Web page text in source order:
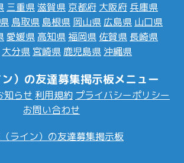
三重県滋賀県 京都府 大阪府 兵庫県
鳥取県 島根県 岡山県 広島県 山口県
愛媛県 高知県福岡県 佐賀県 長崎県
大分県 宮崎県 鹿児島県 沖縄県
）の友達募集掲示板メニュー
知らせ 利用規約 プライバシーポリシー
お問い合わせ
ライン）の友達募集掲示板